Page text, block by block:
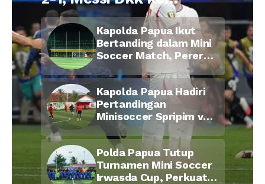
Final Piala Dunia
2026
Kapolda Papua Ikut
Bertanding dalam Mini
Soccer Match, Pererat
Kebersamaan Personel
di Bulan Ramadan
Kapolda Papua Hadiri
Pertandingan
Minisoccer Spripim vs
Bid Propam, Pererat
Soliditas dan
Kebersamaan Personel
Polda Papua Tutup
Turnamen Mini Soccer
Irwasda Cup, Perkuat